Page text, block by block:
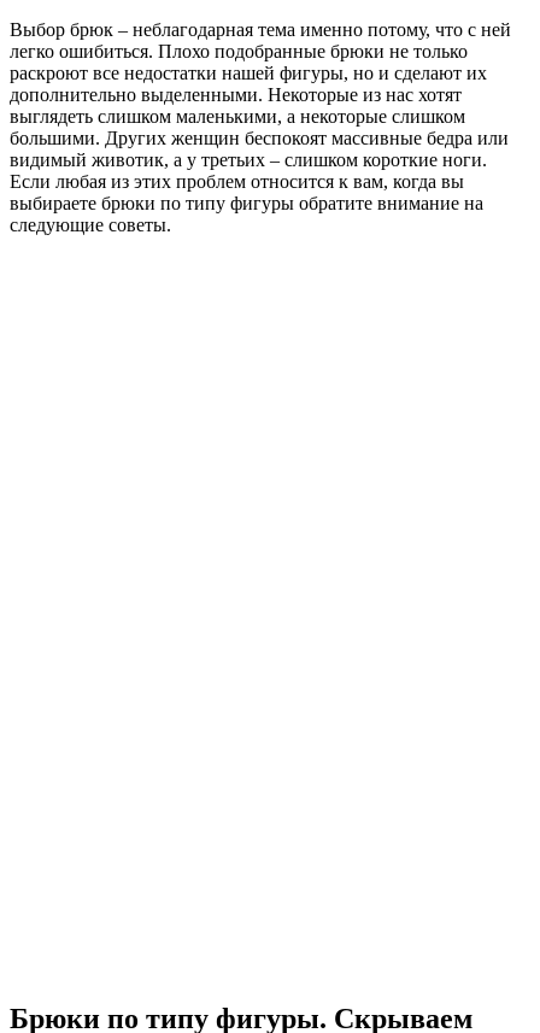
Выбор брюк – неблагодарная тема именно потому, что с ней
легко ошибиться. Плохо подобранные брюки не только
раскроют все недостатки нашей фигуры, но и сделают их
дополнительно выделенными. Некоторые из нас хотят
выглядеть слишком маленькими, а некоторые слишком
большими. Других женщин беспокоят массивные бедра или
видимый животик, а у третьих – слишком короткие ноги.
Если любая из этих проблем относится к вам, когда вы
выбираете брюки по типу фигуры обратите внимание на
следующие советы.
Брюки по типу фигуры. Скрываем